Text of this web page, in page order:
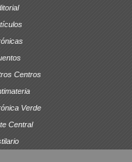
Centros
Verde
Central